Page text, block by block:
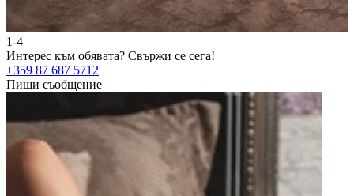
1-4
Интерес към обявата? Свържи се сега!
+359 87 687 5712
Пиши съобщение